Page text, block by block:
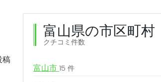
稿
富山県の市区町村
クチコミ件数
富山市 15 件